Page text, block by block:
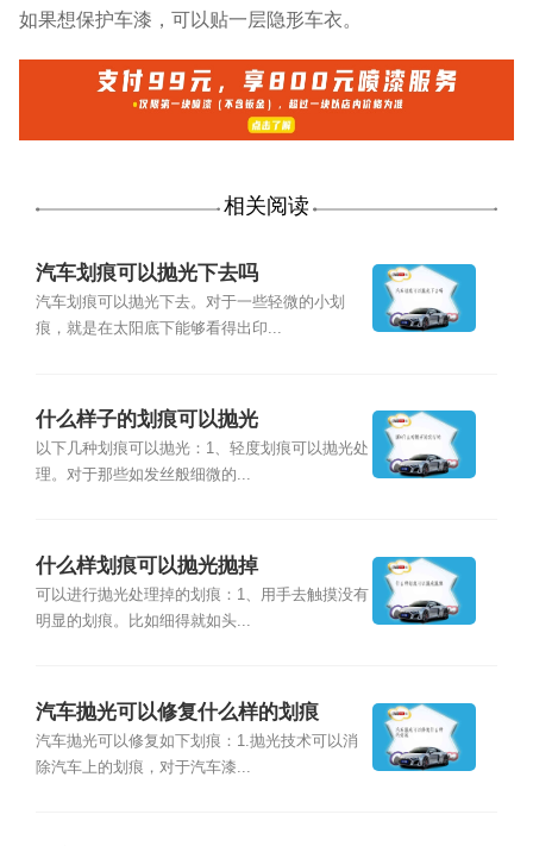
如果想保护车漆，可以贴一层隐形车衣。
相关阅读
汽车划痕可以抛光下去吗
汽车划痕可以抛光下去。对于一些轻微的小划
痕，就是在太阳底下能够看得出印...
什么样子的划痕可以抛光
以下几种划痕可以抛光：1、轻度划痕可以抛光处
理。对于那些如发丝般细微的...
什么样划痕可以抛光抛掉
可以进行抛光处理掉的划痕：1、用手去触摸没有
明显的划痕。比如细得就如头...
汽车抛光可以修复什么样的划痕
汽车抛光可以修复如下划痕：1.抛光技术可以消
除汽车上的划痕，对于汽车漆...